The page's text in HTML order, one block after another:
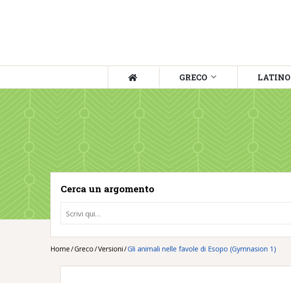
GRECO LATINO
Cerca un argomento
Home/Greco/Versioni/Gli animali nelle favole di Esopo (Gymnasion 1)